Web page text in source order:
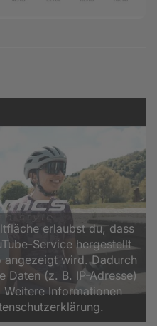
erlaubst du, dass
Service hergestellt
angezeigt wird. Dadurch
Daten (z. B. IP-Adresse)
Informationen